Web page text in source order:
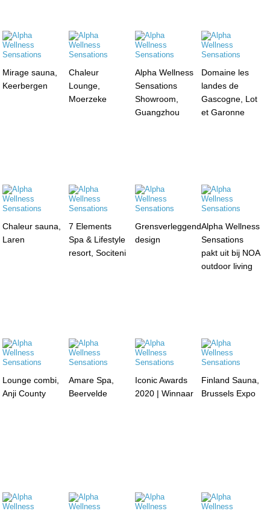
Mirage sauna,
Keerbergen
Chaleur
Lounge,
Moerzeke
Alpha Wellness
Sensations
Showroom,
Guangzhou
Domaine les
landes de
Gascogne, Lot
et Garonne
Chaleur sauna,
Laren
7 Elements
Spa & Lifestyle
resort, Sociteni
Grensverleggend
design
Alpha Wellness
Sensations
pakt uit bij NOA
outdoor living
Lounge combi,
Anji County
Amare Spa,
Beervelde
Iconic Awards
2020 | Winnaar
Finland Sauna,
Brussels Expo